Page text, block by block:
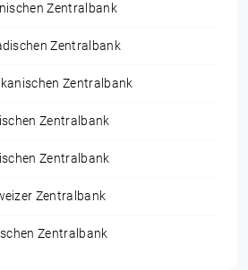
Zentralbank
Zentralbank
Zentralbank
Zentralbank
Zentralbank
Zentralbank
Zentralbank